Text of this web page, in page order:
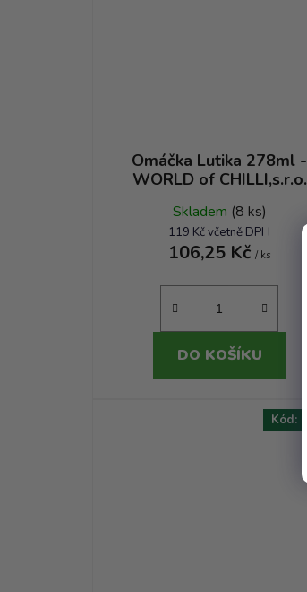
Omáčka Lutika 278ml -
WORLD of CHILLI,s.r.o.
Skladem (8 ks)
119 Kč včetně DPH
106,25 Kč/ ks
DO KOŠÍKU
Kód: